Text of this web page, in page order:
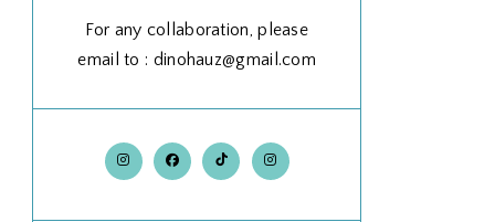
For any collaboration, please
email to : dinohauz@gmail.com